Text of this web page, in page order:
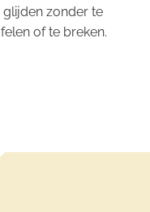
glijden zonder te
of te breken.